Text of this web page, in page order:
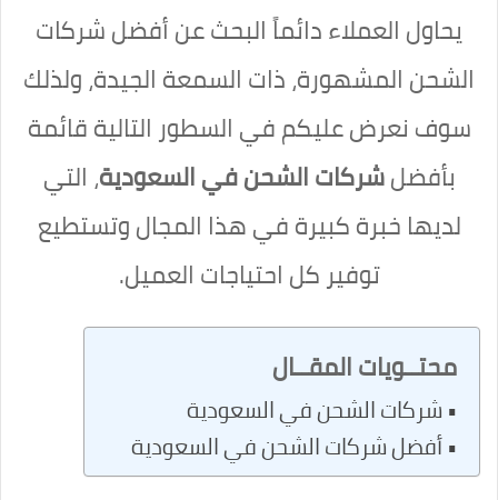
يحاول العملاء دائماً البحث عن أفضل شركات
الشحن المشهورة، ذات السمعة الجيدة، ولذلك
سوف نعرض عليكم في السطور التالية قائمة
بأفضلشركات الشحن في السعودية، التي
لديها خبرة كبيرة في هذا المجال وتستطيع
توفير كل احتياجات العميل.
محتــويات المقــال
شركات الشحن في السعودية
أفضل شركات الشحن في السعودية